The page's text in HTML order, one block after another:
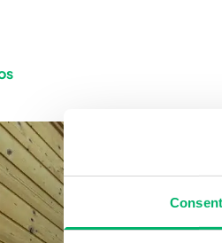
Consent